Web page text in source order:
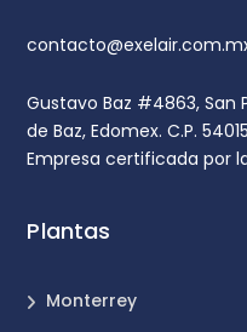
Gustavo Baz #4863, San
de Baz, Edomex. C.P.
Empresa certificada por
Plantas
Monterrey